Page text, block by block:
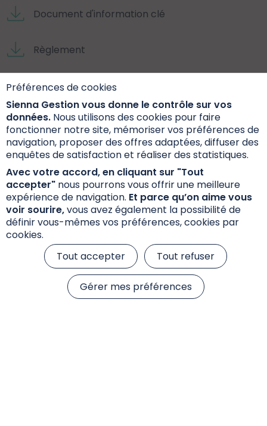
Préférences de cookies
Sienna Gestion vous donne le contrôle sur vos
données. Nous utilisons des cookies pour faire
fonctionner notre site, mémoriser vos préférences de
navigation, proposer des offres adaptées, diffuser des
enquêtes de satisfaction et réaliser des statistiques.
Avec votre accord, en cliquant sur "Tout
accepter" nous pourrons vous offrir une meilleure
expérience de navigation. Et parce qu’on aime vous
voir sourire,vous avez également la possibilité de
définir vous-mêmes vos préférences, cookies par
cookies.
Tout accepter
Tout refuser
Gérer mes préférences
Document d'information clé
Règlement
Rapport annuel
Documents extra-financiers
Fiche Internet SFDR
Annexe Précontractuelle SFDR